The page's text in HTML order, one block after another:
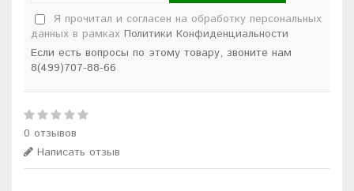
Я прочитал и согласен на обработку персональных
данных в рамках Политики Конфиденциальности
Если есть вопросы по этому товару, звоните нам
8(499)707-88-66
0 отзывов
Написать отзыв